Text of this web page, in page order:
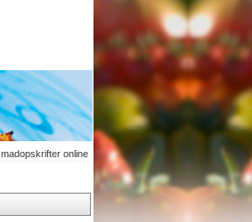
madopskrifter online